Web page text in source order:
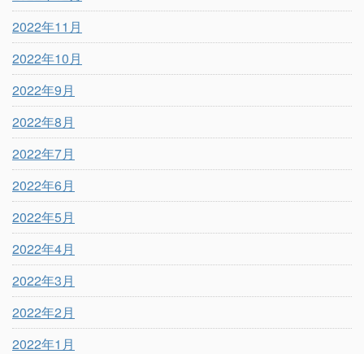
2022年11月
2022年10月
2022年9月
2022年8月
2022年7月
2022年6月
2022年5月
2022年4月
2022年3月
2022年2月
2022年1月